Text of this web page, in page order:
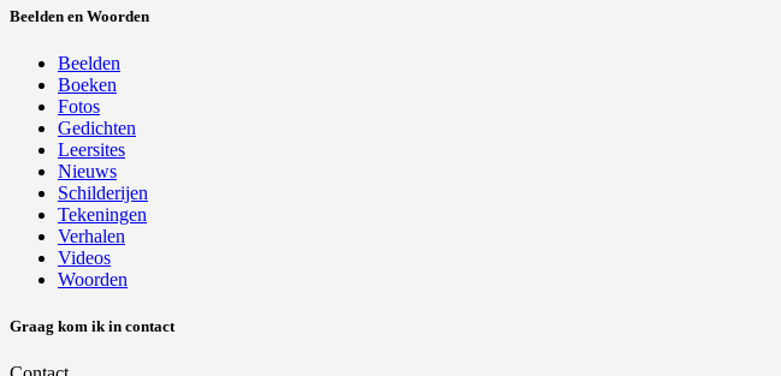
Beelden en Woorden
Beelden
Boeken
Fotos
Gedichten
Leersites
Nieuws
Schilderijen
Tekeningen
Verhalen
Videos
Woorden
Graag kom ik in contact